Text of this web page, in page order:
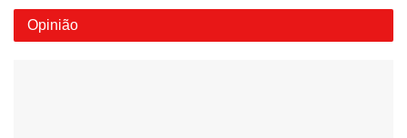
Opinião